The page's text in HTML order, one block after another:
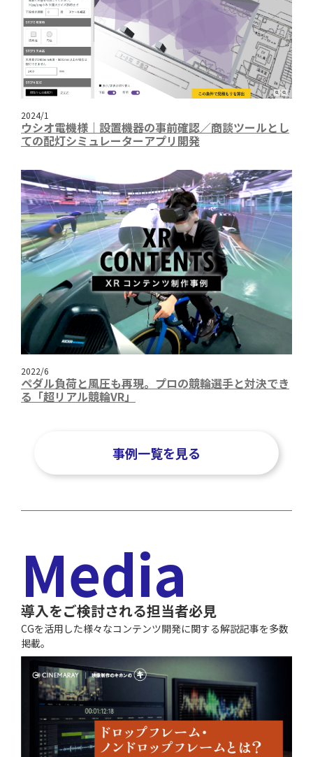
2024/1
ウシオ電機様｜設置機器の事前確認／商談ツールとし
ての配灯シミュレーターアプリ開発
2022/6
ペダル負荷と風圧も再現。プロの競輪選手と対決でき
る「超リアル競輪VR」
事例一覧を見る
Media
導入をご検討される担当者必見
CGを活用した様々なコンテンツ開発に関する解説記事を多数
掲載。